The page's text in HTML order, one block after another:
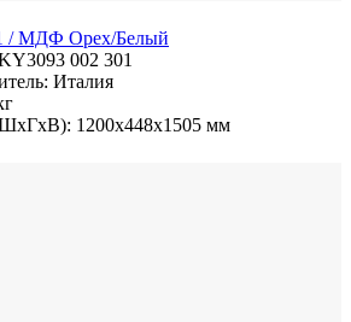
/ МДФ Орех/Белый
002 301
Италия
1200x448x1505 мм